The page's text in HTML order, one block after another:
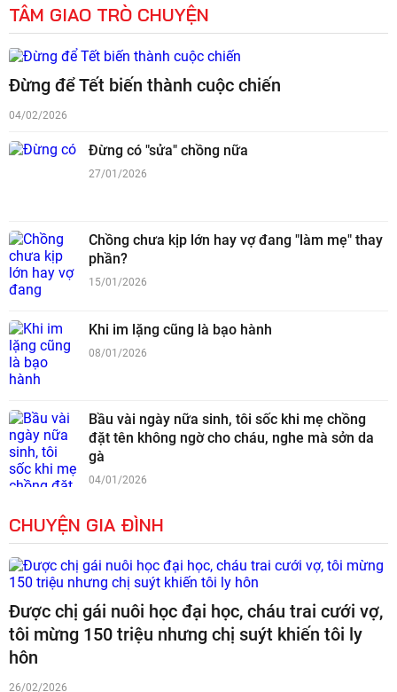
TÂM GIAO TRÒ CHUYỆN
Đừng để Tết biến thành cuộc chiến
04/02/2026
Đừng có "sửa" chồng nữa
27/01/2026
Chồng chưa kịp lớn hay vợ đang "làm mẹ" thay
phần?
15/01/2026
Khi im lặng cũng là bạo hành
08/01/2026
Bầu vài ngày nữa sinh, tôi sốc khi mẹ chồng
đặt tên không ngờ cho cháu, nghe mà sởn da
gà
04/01/2026
CHUYỆN GIA ĐÌNH
Được chị gái nuôi học đại học, cháu trai cưới vợ,
tôi mừng 150 triệu nhưng chị suýt khiến tôi ly
hôn
26/02/2026